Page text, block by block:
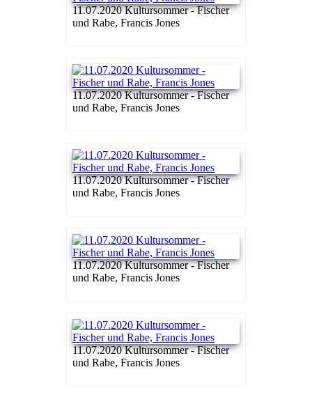
11.07.2020 Kultursommer - Fischer
und Rabe, Francis Jones
11.07.2020 Kultursommer - Fischer
und Rabe, Francis Jones
11.07.2020 Kultursommer - Fischer
und Rabe, Francis Jones
11.07.2020 Kultursommer - Fischer
und Rabe, Francis Jones
11.07.2020 Kultursommer - Fischer
und Rabe, Francis Jones